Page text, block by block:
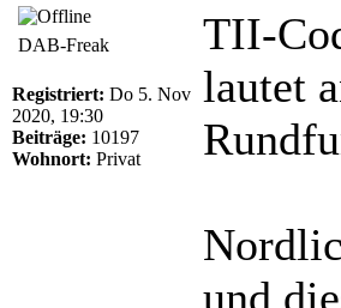
DAB-Freak
Registriert: Do 5. Nov
2020, 19:30
Beiträge: 10197
Wohnort: Privat
TII-
lautet
und